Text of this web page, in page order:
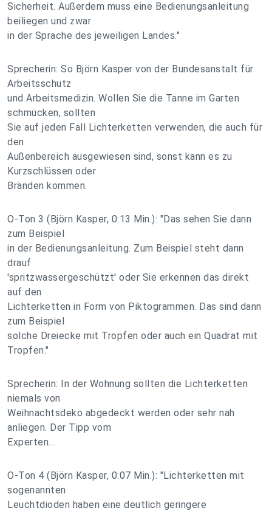
Sicherheit. Außerdem muss eine Bedienungsanleitung
beiliegen und zwar
in der Sprache des jeweiligen Landes."
Sprecherin: So Björn Kasper von der Bundesanstalt für
Arbeitsschutz
und Arbeitsmedizin. Wollen Sie die Tanne im Garten
schmücken, sollten
Sie auf jeden Fall Lichterketten verwenden, die auch für
den
Außenbereich ausgewiesen sind, sonst kann es zu
Kurzschlüssen oder
Bränden kommen.
O-Ton 3 (Björn Kasper, 0:13 Min.): "Das sehen Sie dann
zum Beispiel
in der Bedienungsanleitung. Zum Beispiel steht dann
drauf
'spritzwassergeschützt' oder Sie erkennen das direkt
auf den
Lichterketten in Form von Piktogrammen. Das sind dann
zum Beispiel
solche Dreiecke mit Tropfen oder auch ein Quadrat mit
Tropfen."
Sprecherin: In der Wohnung sollten die Lichterketten
niemals von
Weihnachtsdeko abgedeckt werden oder sehr nah
anliegen. Der Tipp vom
Experten...
O-Ton 4 (Björn Kasper, 0:07 Min.): "Lichterketten mit
sogenannten
Leuchtdioden haben eine deutlich geringere